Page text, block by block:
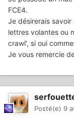
FCE4.
Je désirerais
lettres volantes ou
crawl', si oui
Je vous remercie
Posté(e) 9